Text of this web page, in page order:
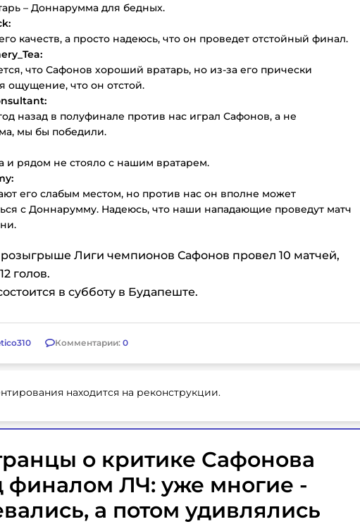
– Доннарумма для бедных.
качеств, а просто надеюсь, что он проведет отстойный финал.
что Сафонов хороший вратарь, но из-за его прически
ощущение, что он отстой.
назад в полуфинале против нас играл Сафонов, а не
мы бы победили.
и рядом не стояло с нашим вратарем.
его слабым местом, но против нас он вполне может
с Доннарумму. Надеюсь, что наши нападающие проведут матч
Лиги чемпионов Сафонов провел 10 матчей,
голов.
в субботу в Будапеште.
Комментарии: 0
находится на реконструкции.
о критике Сафонова
финалом ЛЧ: уже многие -
а потом удивлялись